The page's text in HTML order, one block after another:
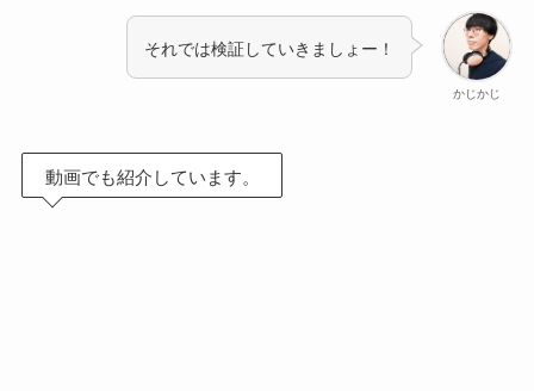
かじかじ
それでは検証していきましょー！
動画でも紹介しています。